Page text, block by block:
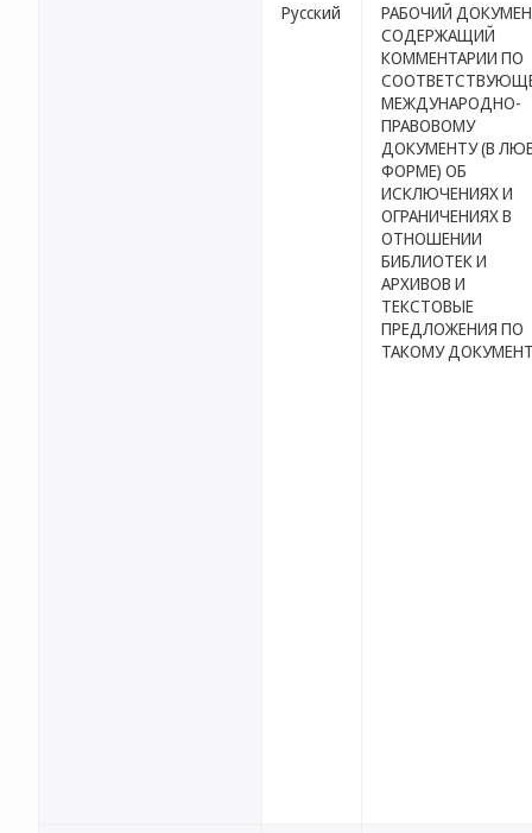
Русский
РАБОЧИЙ
СОДЕРЖАЩИЙ
КОММЕНТАРИИ ПО
МЕЖДУНАРОДНО-
ПРАВОВОМУ
ДОКУМЕНТУ (В
ФОРМЕ) ОБ
ИСКЛЮЧЕНИЯХ И
ОГРАНИЧЕНИЯХ В
ОТНОШЕНИИ
БИБЛИОТЕК И
АРХИВОВ И
ТЕКСТОВЫЕ
ПРЕДЛОЖЕНИЯ ПО
ТАКОМУ